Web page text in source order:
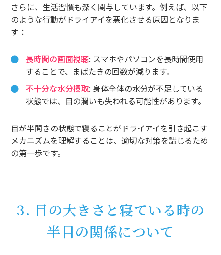
さらに、生活習慣も深く関与しています。例えば、以下
のような行動がドライアイを悪化させる原因となりま
す：
長時間の画面視聴: スマホやパソコンを長時間使用
することで、まばたきの回数が減ります。
不十分な水分摂取: 身体全体の水分が不足している
状態では、目の潤いも失われる可能性があります。
目が半開きの状態で寝ることがドライアイを引き起こす
メカニズムを理解することは、適切な対策を講じるため
の第一歩です。
3. 目の大きさと寝ている時の
半目の関係について